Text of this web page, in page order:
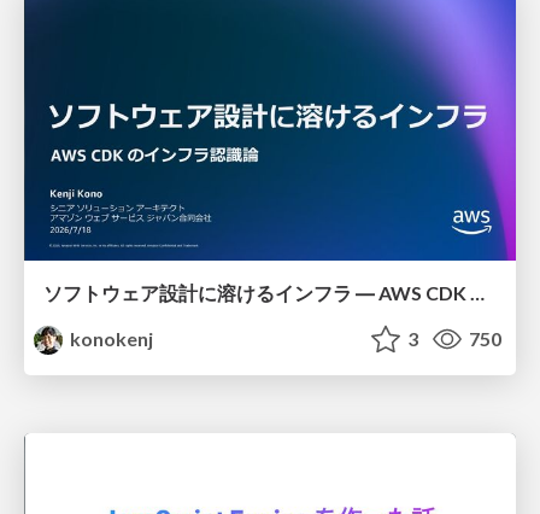
ソフトウェア設計に溶けるインフラ ― AWS CDK のインフラ認識論
konokenj
3 750